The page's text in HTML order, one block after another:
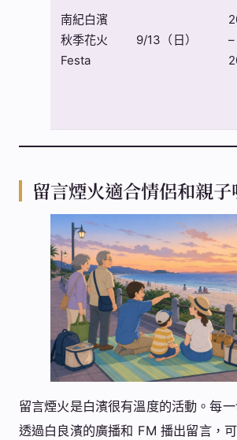
南紀白濱
秋季花火
Festa
9/13（日）
–
留言煙火適合情侶和親子
留言煙火是白濱很有溫度的活動。每
透過白良濱的廣播和 FM 播出留言，